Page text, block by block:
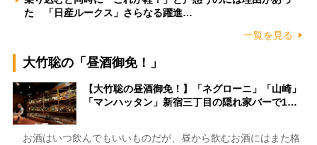
た 「日産ルークス」さらなる躍進…
一覧を見る
大竹聡の「昼酒御免！」
【大竹聡の昼酒御免！】「ネグローニ」「山崎」
「マンハッタン」新宿三丁目の隠れ家バーで1…
お酒はいつ飲んでもいいものだが、昼から飲むお酒にはまた格